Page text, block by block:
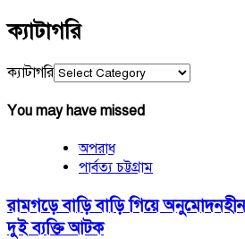
ক্যাটাগরি
ক্যাটাগরি
You may have missed
অপরাধ
পার্বত্য চট্টগ্রাম
রামগড়ে বাড়ি বাড়ি গিয়ে
দুই ব্যক্তি আটক